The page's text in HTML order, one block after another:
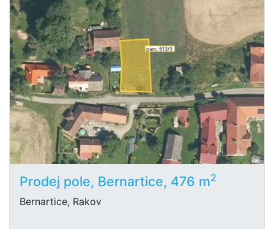
Prodej pole, Bernartice, 476 m2
Bernartice, Rakov